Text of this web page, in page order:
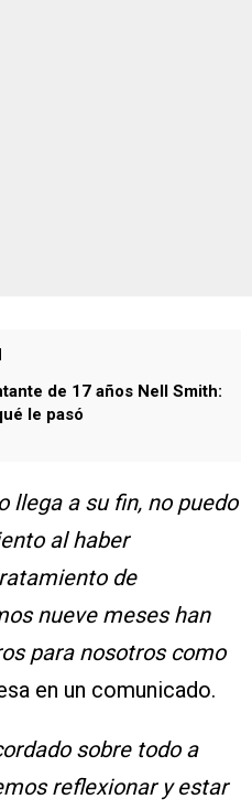
de 17 años Nell Smith:
le pasó
llega a su fin, no puedo
al haber
de
nueve meses han
para nosotros como
en un comunicado.
sobre todo a
reflexionar y estar